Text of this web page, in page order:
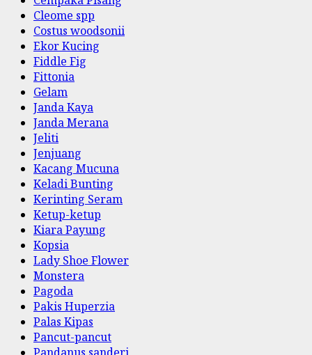
Cleome spp
Costus woodsonii
Ekor Kucing
Fiddle Fig
Fittonia
Gelam
Janda Kaya
Janda Merana
Jeliti
Jenjuang
Kacang Mucuna
Keladi Bunting
Kerinting Seram
Ketup-ketup
Kiara Payung
Kopsia
Lady Shoe Flower
Monstera
Pagoda
Pakis Huperzia
Palas Kipas
Pancut-pancut